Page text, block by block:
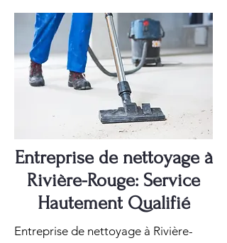
Entreprise de nettoyage à
Rivière-Rouge: Service
Hautement Qualifié
Entreprise de nettoyage à Rivière-